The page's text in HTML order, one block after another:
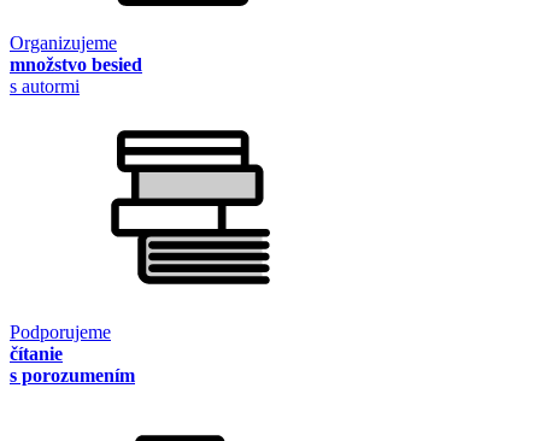
Organizujeme
množstvo besied
s autormi
Podporujeme
čítanie
s porozumením